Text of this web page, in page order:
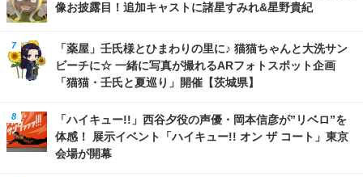
像お披露目！追加キャストに諸星すみれ&星野貴紀
「薬屋」壬氏様とひまわりの里に♪ 猫猫ちゃんと大洗サン
ビーチに☆ 一緒に写真が撮れるARフォトスポット企画
「猫猫・壬氏と夏巡り」開催【茨城県】
「ハイキュー!!」西谷夕役の声優・岡本信彦が”リベロ”を
体感！ 展示イベント「ハイキュー!! オン ザ コート」東京
会場が開幕